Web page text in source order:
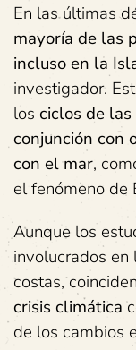
En las últimas
mayoría de las
incluso en la
investigador.
los ciclos de
conjunción con
con el mar,
el fenómeno de
Aunque los
involucrados en
costas,
crisis climática
de los cambios